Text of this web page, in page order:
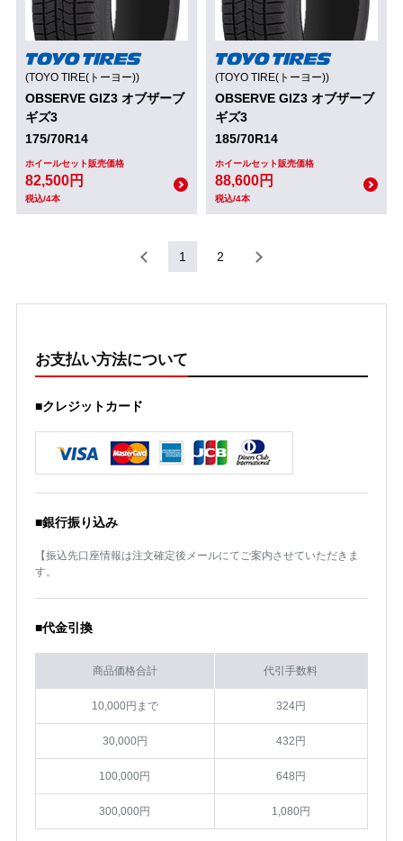
(TOYO TIRE(トーヨー))
OBSERVE GIZ3 オブザーブ
ギズ3
175/70R14
ホイールセット販売価格
82,500円
税込/4本
(TOYO TIRE(トーヨー))
OBSERVE GIZ3 オブザーブ
ギズ3
185/70R14
ホイールセット販売価格
88,600円
税込/4本
1 2
お支払い方法について
■クレジットカード
■銀行振り込み
【振込先口座情報は注文確定後メールにてご案内させていただきま
す。
■代金引換
商品価格合計 代引手数料
10,000円まで 324円
30,000円 432円
100,000円 648円
300,000円 1,080円